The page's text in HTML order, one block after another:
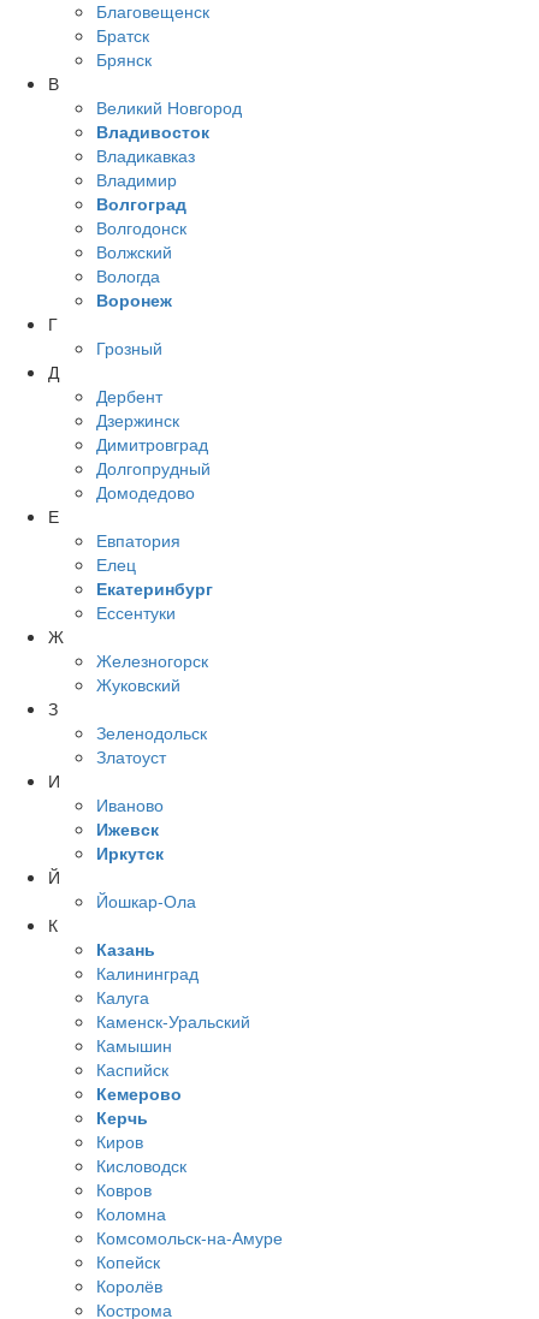
Благовещенск
Братск
Брянск
В
Великий Новгород
Владивосток
Владикавказ
Владимир
Волгоград
Волгодонск
Волжский
Вологда
Воронеж
Г
Грозный
Д
Дербент
Дзержинск
Димитровград
Долгопрудный
Домодедово
Е
Евпатория
Елец
Екатеринбург
Ессентуки
Ж
Железногорск
Жуковский
З
Зеленодольск
Златоуст
И
Иваново
Ижевск
Иркутск
Й
Йошкар-Ола
К
Казань
Калининград
Калуга
Каменск-Уральский
Камышин
Каспийск
Кемерово
Керчь
Киров
Кисловодск
Ковров
Коломна
Комсомольск-на-Амуре
Копейск
Королёв
Кострома